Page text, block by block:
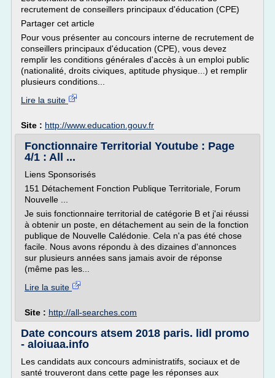
recrutement de conseillers principaux d'éducation (CPE)
Partager cet article
Pour vous présenter au concours interne de recrutement de
conseillers principaux d'éducation (CPE), vous devez
remplir les conditions générales d'accès à un emploi public
(nationalité, droits civiques, aptitude physique...) et remplir
plusieurs conditions...
Lire la suite
Site : http://www.education.gouv.fr
Fonctionnaire Territorial Youtube : Page
4/1 : All ...
Liens Sponsorisés
151 Détachement Fonction Publique Territoriale, Forum
Nouvelle ...
Je suis fonctionnaire territorial de catégorie B et j'ai réussi
à obtenir un poste, en détachement au sein de la fonction
publique de Nouvelle Calédonie. Cela n'a pas été chose
facile. Nous avons répondu à des dizaines d'annonces
sur plusieurs années sans jamais avoir de réponse
(même pas les...
Lire la suite
Site : http://all-searches.com
Date concours atsem 2018 paris. lidl promo
- aloiuaa.info
Les candidats aux concours administratifs, sociaux et de
santé trouveront dans cette page les réponses aux